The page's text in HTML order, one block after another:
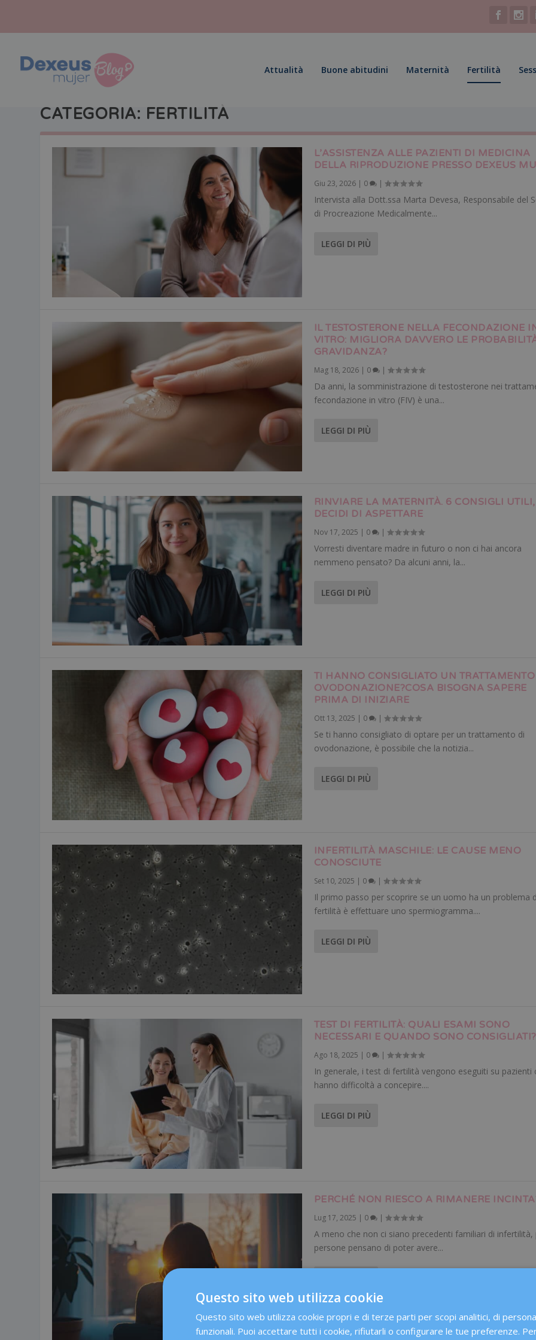
Attualità Buone abitudini Maternità Fertilità
CATEGORIA: FERTILITÀ
L’ASSISTENZA ALLE PAZIENTI DI MEDICINA
DELLA RIPRODUZIONE PRESSO DEXEUS
Giu 23, 2026| 0 |
Intervista alla Dott.ssa Marta Devesa, Responsabile del
di Procreazione Medicalmente...
LEGGI DI PIÙ
IL TESTOSTERONE NELLA FECONDAZIONE
VITRO: MIGLIORA DAVVERO LE
GRAVIDANZA?
Mag 18, 2026| 0 |
Da anni, la somministrazione di testosterone nei
fecondazione in vitro (FIV) è una...
LEGGI DI PIÙ
RINVIARE LA MATERNITÀ. 6 CONSIGLI
DECIDI DI ASPETTARE
Nov 17, 2025 | 0 |
Vorresti diventare madre in futuro o non ci hai ancora
nemmeno pensato? Da alcuni anni, la...
LEGGI DI PIÙ
TI HANNO CONSIGLIATO UN
OVODONAZIONE?COSA BISOGNA SAPERE
PRIMA DI INIZIARE
Ott 13, 2025 | 0 |
Se ti hanno consigliato di optare per un trattamento di
ovodonazione, è possibile che la notizia...
LEGGI DI PIÙ
INFERTILITÀ MASCHILE: LE CAUSE MENO
CONOSCIUTE
Set 10, 2025 | 0 |
Il primo passo per scoprire se un uomo ha un problema
fertilità è effettuare uno spermiogramma....
LEGGI DI PIÙ
TEST DI FERTILITÀ: QUALI ESAMI SONO
NECESSARI E QUANDO SONO CONSIGLIATI?
Ago 18, 2025 | 0 |
In generale, i test di fertilità vengono eseguiti su pazienti
hanno difficoltà a concepire....
LEGGI DI PIÙ
PERCHÉ NON RIESCO A RIMANERE
Lug 17, 2025 | 0 |
A meno che non ci siano precedenti familiari di infertilità,
persone pensano di poter avere...
Questo sito web utilizza cookie
Questo sito web utilizza cookie propri e di terze parti per scopi analitici, di
funzionali. Puoi accettare tutti i cookie, rifiutarli o configurare le tue preferenze.